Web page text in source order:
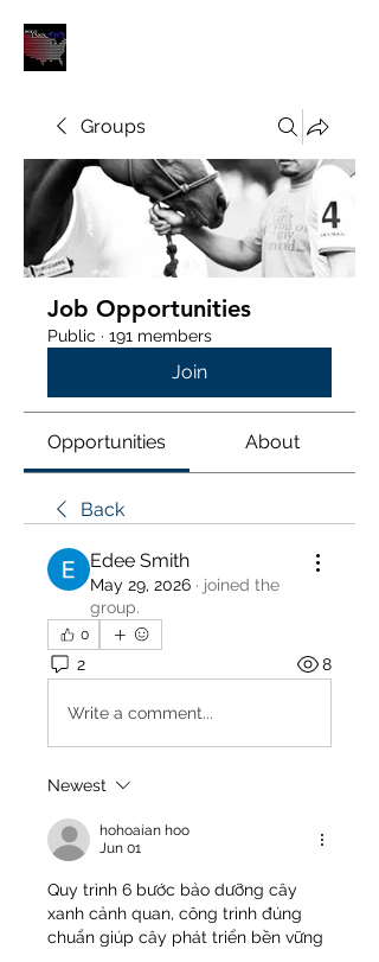
Groups
Job Opportunities
Public · 191 members
Join
Opportunities About
Back
Edee Smith
May 29, 2026 · joined the
group.
0
2 8
Write a comment...
Newest
hohoaian hoo
Jun 01
Quy trình 6 bước bảo dưỡng cây
xanh cảnh quan, công trình đúng
chuẩn giúp cây phát triển bền vững